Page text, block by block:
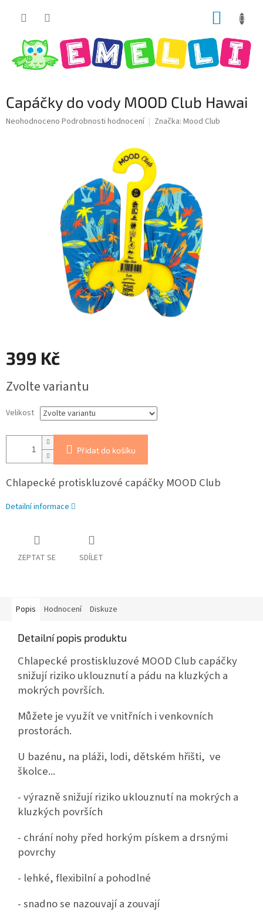
Capáčky do vody MOOD Club Hawai
Průměrné
Neohodnoceno Podrobnosti hodnocení Značka: Mood Club
399 Kč
cena:
Zvolte variantu
Velikost
Přidat do košíku
Chlapecké protiskluzové capáčky MOOD Club
Detailní informace
ZEPTAT SE SDÍLET
Popis Hodnocení Diskuze
Detailní popis produktu
Chlapecké prostiskluzové MOOD Club capáčky
snižují riziko uklouznutí a pádu na kluzkých a
mokrých površích.
Můžete je využít ve vnitřních i venkovních
prostorách.
U bazénu, na pláži, lodi, dětském hřišti, ve
školce...
- výrazně snižují riziko uklouznutí na mokrých a
kluzkých površích
- chrání nohy před horkým pískem a drsnými
povrchy
- lehké, flexibilní a pohodlné
- snadno se nazouvají a zouvají